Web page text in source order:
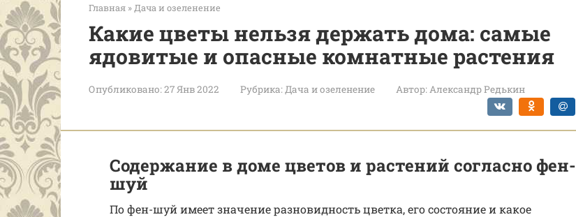
Главная » Дача и озеленение
Какие цветы нельзя держать дома: самые
ядовитые и опасные комнатные растения
Опубликовано:27 Янв 2022 Рубрика:Дача и озеленение Автор:Александр Редькин
Содержание в доме цветов и растений согласно фен-
шуй
По фен-шуй имеет значение разновидность цветка, его состояние и какое